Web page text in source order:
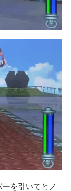
を引いてとノ